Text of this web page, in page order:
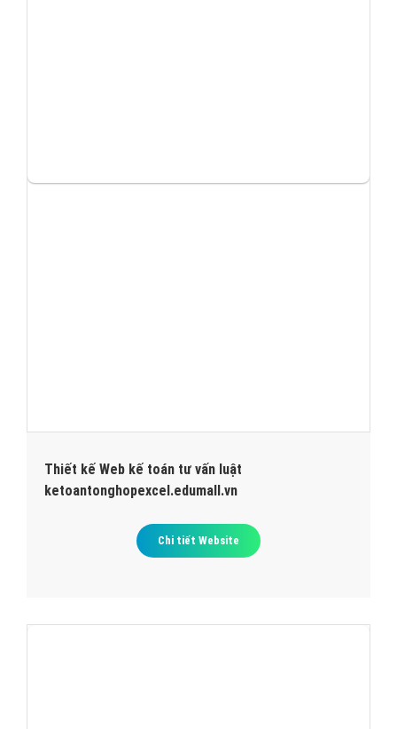
Thiết kế Web kế toán tư vấn luật
ketoantonghopexcel.edumall.vn
Chi tiết Website